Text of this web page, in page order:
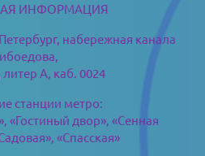
ИНФОРМАЦИЯ
набережная канала
А, каб. 0024
станции метро:
«Гостиный двор», «Сенная
«Спасская»